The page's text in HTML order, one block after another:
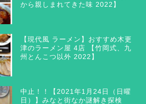
から親しまれてきた味 2022】
【現代風 ラーメン】おすすめ木更
津のラーメン屋 4店 【竹岡式、九
州とんこつ以外 2022】
中止！！【2021年1月24日（日曜
日）】みなと街なか謎解き探検
三井アウトレットパーク木
更津